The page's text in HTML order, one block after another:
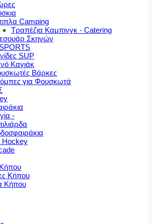
Camping
Τραπέζια Καμπινγκ - Catering
Σκηνών
SUP
Καγιάκ
Βάρκες
για Φουσκωτά
-
Hockey
Κήπου
Κήπου